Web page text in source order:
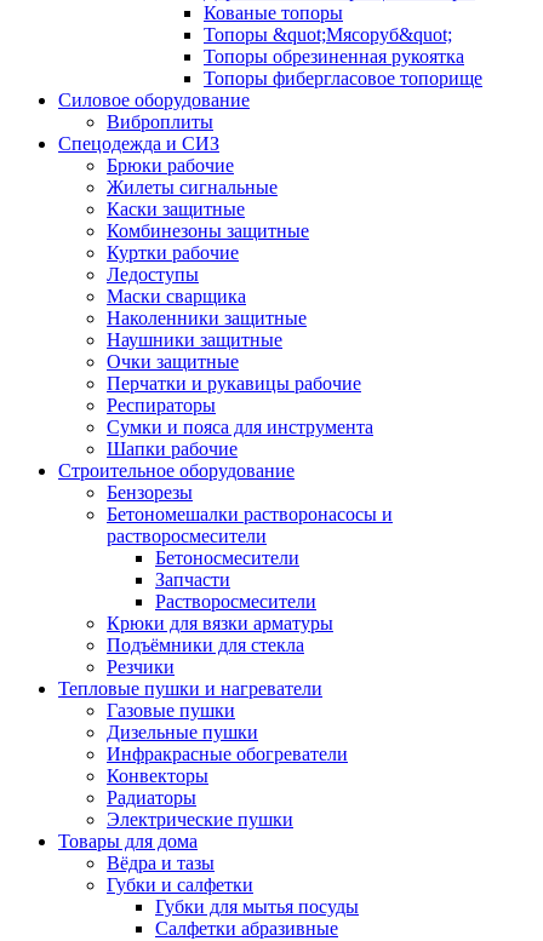
Кованые топоры
Топоры &quot;Мясоруб&quot;
Топоры обрезиненная рукоятка
Топоры фибергласовое топорище
Силовое оборудование
Виброплиты
Спецодежда и СИЗ
Брюки рабочие
Жилеты сигнальные
Каски защитные
Комбинезоны защитные
Куртки рабочие
Ледоступы
Маски сварщика
Наколенники защитные
Наушники защитные
Очки защитные
Перчатки и рукавицы рабочие
Респираторы
Сумки и пояса для инструмента
Шапки рабочие
Строительное оборудование
Бензорезы
Бетономешалки растворонасосы и
растворосмесители
Бетоносмесители
Запчасти
Растворосмесители
Крюки для вязки арматуры
Подъёмники для стекла
Резчики
Тепловые пушки и нагреватели
Газовые пушки
Дизельные пушки
Инфракрасные обогреватели
Конвекторы
Радиаторы
Электрические пушки
Товары для дома
Вёдра и тазы
Губки и салфетки
Губки для мытья посуды
Салфетки абразивные